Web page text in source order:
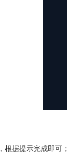
根据提示完成即可；